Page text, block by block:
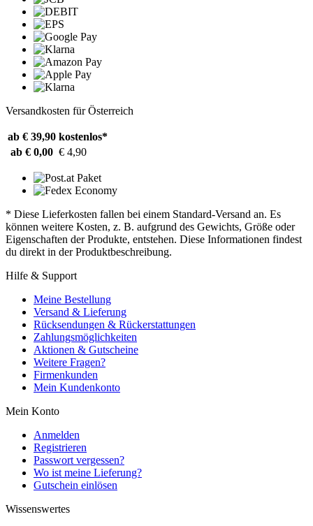
Versandkosten für Österreich
ab € 39,90 kostenlos*
ab € 0,00 € 4,90
* Diese Lieferkosten fallen bei einem Standard-Versand an. Es
können weitere Kosten, z. B. aufgrund des Gewichts, Größe oder
Eigenschaften der Produkte, entstehen. Diese Informationen findest
du direkt in der Produktbeschreibung.
Hilfe & Support
Meine Bestellung
Versand & Lieferung
Rücksendungen & Rückerstattungen
Zahlungsmöglichkeiten
Aktionen & Gutscheine
Weitere Fragen?
Firmenkunden
Mein Kundenkonto
Mein Konto
Anmelden
Registrieren
Passwort vergessen?
Wo ist meine Lieferung?
Gutschein einlösen
Wissenswertes